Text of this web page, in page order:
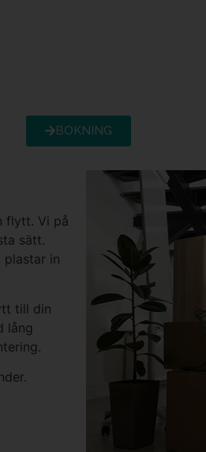
BOKNING
flytt. Vi på
sätt.
plastar in
till din
lång